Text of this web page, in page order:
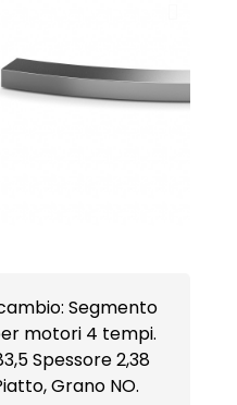
motori 4 tempi.
Spessore 2,38
Grano NO.